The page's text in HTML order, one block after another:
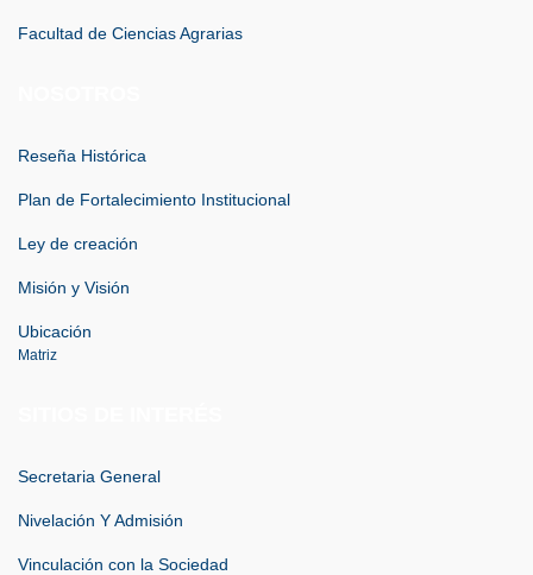
Facultad de Ciencias Agrarias
Reseña Histórica
Plan de Fortalecimiento Institucional
Ley de creación
Misión y Visión
Ubicación
Matriz
Secretaria General
Nivelación Y Admisión
Vinculación con la Sociedad